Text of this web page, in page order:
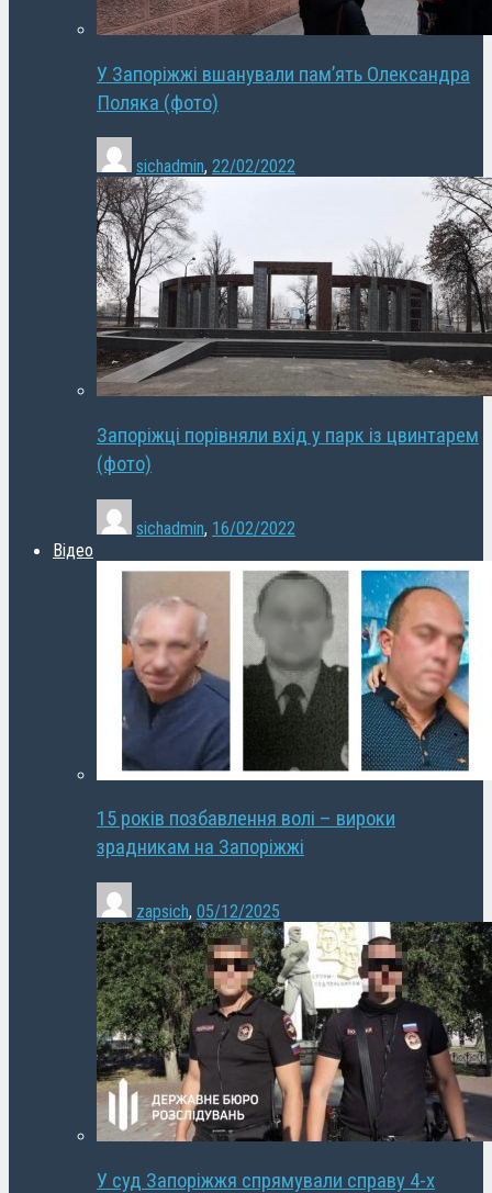
У Запоріжжі вшанували пам’ять Олександра
Поляка (фото)
sichadmin, 22/02/2022
Запоріжці порівняли вхід у парк із цвинтарем
(фото)
sichadmin, 16/02/2022
Відео
15 років позбавлення волі – вироки
зрадникам на Запоріжжі
zapsich, 05/12/2025
У суд Запоріжжя спрямували справу 4-х